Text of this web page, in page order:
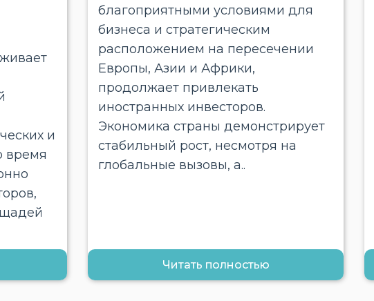
и
время
благоприятными условиями для
бизнеса и стратегическим
расположением на пересечении
Европы, Азии и Африки,
продолжает привлекать
иностранных инвесторов.
Экономика страны демонстрирует
стабильный рост, несмотря на
глобальные вызовы, а..
Читать полностью